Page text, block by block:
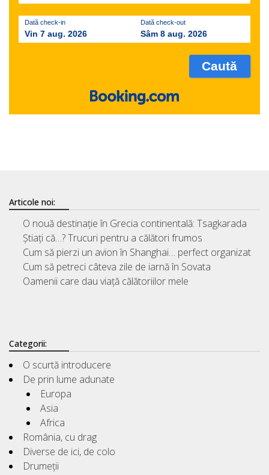
Dată check-in
Vin 7 aug. 2026
Dată check-out
Sâm 8 aug. 2026
Articole noi:
O nouă destinație în Grecia continentală: Tsagkarada
Știați că…? Trucuri pentru a călători frumos
Cum să pierzi un avion în Shanghai… perfect organizat
Cum să petreci câteva zile de iarnă în Sovata
Oamenii care dau viață călătoriilor mele
Categorii:
O scurtă introducere
De prin lume adunate
Europa
Asia
Africa
România, cu drag
Diverse de ici, de colo
Drumeții